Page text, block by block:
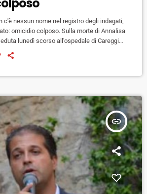
c'è nessun nome nel registro degli indagati,
omicidio colposo. Sulla morte di Annalisa
lunedì scorso all'ospedale di Careggi
in modo naturale un bambino, la
aperto un'inchiesta dopo la notizia apparsa ieri
insert_link